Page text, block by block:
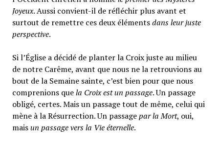
Joyeux. Aussi convient-il de réfléchir plus avant et
surtout de remettre ces deux élémentsdans leur juste
perspective.
Si l’Église a décidé de planter la Croix juste au milieu
de notre Carême, avant que nous ne la retrouvions au
bout de la Semaine sainte, c’est bien pour que nous
comprenions quela Croix est un passage. Un passage
obligé, certes. Mais un passage tout de même, celui qui
mène à la Résurrection. Un passagepar la Mort, oui,
maisun passage vers la Vie éternelle.